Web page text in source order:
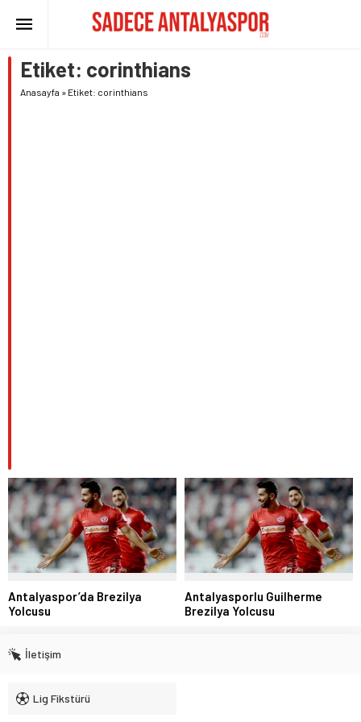
Etiket: corinthians
Anasayfa » Etiket: corinthians
Antalyaspor’da Brezilya
Yolcusu
Antalyasporlu Guilherme
Brezilya Yolcusu
İletişim
Lig Fikstürü